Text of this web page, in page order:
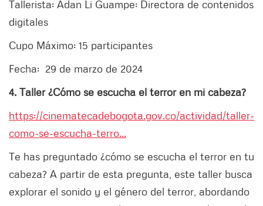
Tallerista: Adan Li Guampe: Directora de contenidos
digitales
Cupo Máximo: 15 participantes
Fecha: 29 de marzo de 2024
4. Taller ¿Cómo se escucha el terror en mi cabeza?
https://cinematecadebogota.gov.co/actividad/taller-
como-se-escucha-terro...
Te has preguntado ¿cómo se escucha el terror en tu
cabeza? A partir de esta pregunta, este taller busca
explorar el sonido y el género del terror, abordando